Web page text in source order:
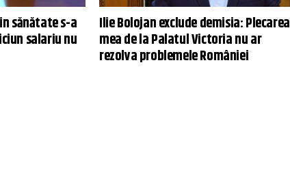
sănătate s-a
salariu nu
Ilie Bolojan exclude demisia: Plecarea
mea de la Palatul Victoria nu ar
rezolva problemele României